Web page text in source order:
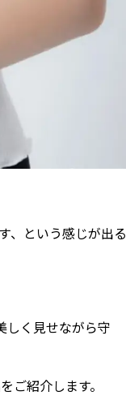
、という感じが出る
しく見せながら守
ご紹介します。